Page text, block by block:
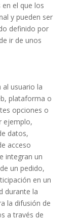
el que los
y pueden ser
definido por
ir de unos
al usuario la
plataforma o
opciones o
ejemplo,
datos,
acceso
integran un
un pedido,
en un
durante la
la difusión de
a través de